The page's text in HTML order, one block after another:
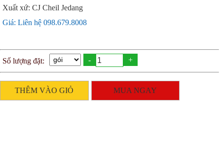
Xuất xứ: CJ Cheil Jedang
Giá: Liên hệ 098.679.8008
Số lượng đặt: - +
THÊM VÀO GIỎ MUA NGAY